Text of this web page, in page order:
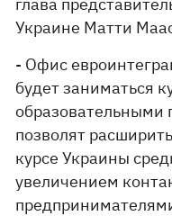
Украине Матти
- Офис
будет заниматься
образовательными
позволят
курсе Украины
увеличением